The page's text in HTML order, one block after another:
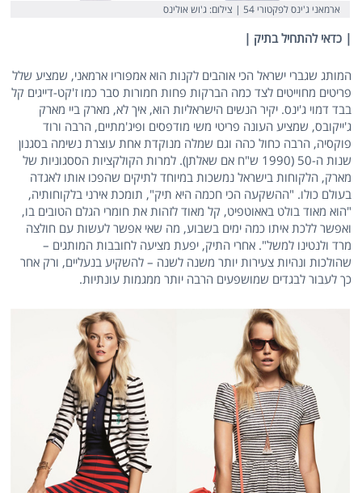
ארמאני ג'ינס לפקטורי 54 | צילום: ‎ג'וש אולינס
| כדאי להתחיל בתיק |
המותג שגברי ישראל הכי אוהבים לקנות הוא אמפוריו ארמאני, שמציע שלל
פריטים מחוייטים לצד כמה הברקות פחות חמורות סבר כמו ז'קט-דייגים קל
בבד דמוי ג'ינס. יקיר הנשים הישראליות הוא, איך לא, מארק ביי מארק
ג'ייקובס, שמציע העונה פריטי משי מודפסים ופיג'מתיים, הרבה ורוד
פוקסיה, הרבה כחול כהה וגם שמלה מנוקדת אחת עוצרת נשימה בסגנון
שנות ה-50 (1990 ש"ח אם שאלתן). למרות הקולקציות הססגוניות של
מארק, הלקוחות בישראל נמשכות במיוחד לתיקים שהפכו אותו לאגדה
בעולם כולו. "ההשקעה הכי חכמה היא תיק", תומכת אירני בלקוחותיה,
"הוא מאוד בולט באאוטפיט, קל מאוד לזהות את חומרי הגלם הטובים בו,
ואפשר ללכת איתו כמה ימים בשבוע, מה שאי אפשר לעשות עם חולצה
מרד ולנטינו למשל". אחרי התיק, יפעת מציעה לחובבות המותגים –
שהולכות ונהיות צעירות יותר משנה לשנה – להשקיע בנעליים, ורק אחר
כך לעבור לבגדים שמושפעים הרבה יותר ממגמות עונתיות.